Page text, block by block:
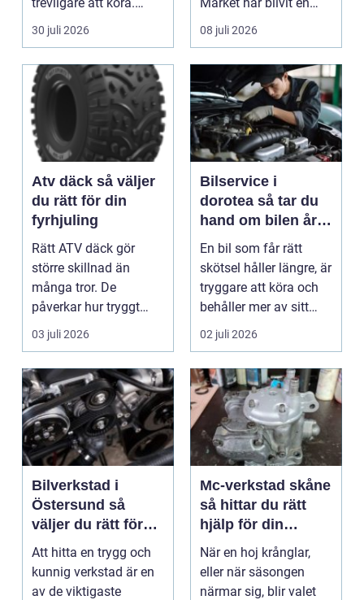
Trots det väntar mån...
30 juli 2026
symbol för mod...
08 juli 2026
Atv däck så väljer
du rätt för din
fyrhjuling
Rätt ATV däck gör
större skillnad än
många tror. De
påverkar hur tryggt
fyrhjulingen beter sig
på vä...
03 juli 2026
Bilservice i
dorotea så tar du
hand om bilen året
runt
En bil som får rätt
skötsel håller längre, är
tryggare att köra och
behåller mer av sitt
värde. I no...
02 juli 2026
Bilverkstad i
Östersund så
väljer du rätt för
din bil
Att hitta en trygg och
kunnig verkstad är en
av de viktigaste
Mc-verkstad skåne
så hittar du rätt
hjälp för din
motorcykel
När en hoj krånglar,
eller när säsongen
närmar sig, blir valet